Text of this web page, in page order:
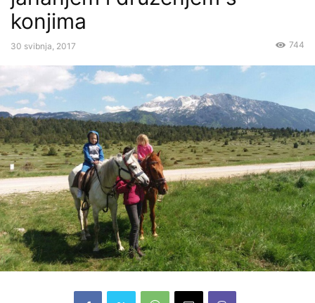
konjima
30 svibnja, 2017 744